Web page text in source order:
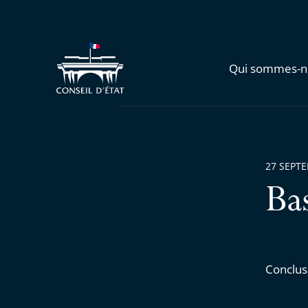
Qui sommes-
27